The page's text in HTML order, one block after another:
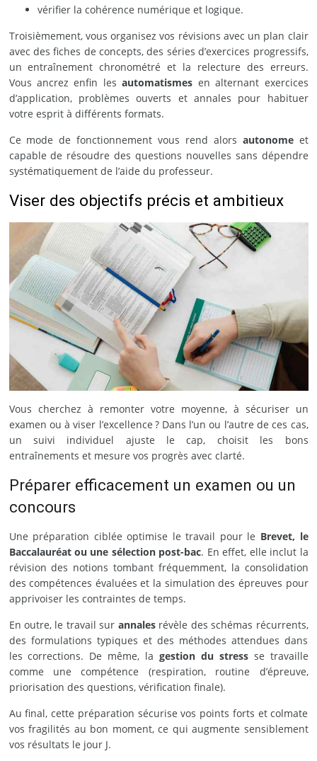
vérifier la cohérence numérique et logique.
Troisièmement, vous organisez vos révisions avec un plan clair
avec des fiches de concepts, des séries d’exercices progressifs,
un entraînement chronométré et la relecture des erreurs.
Vous ancrez enfin lesautomatismes en alternant exercices
d’application, problèmes ouverts et annales pour habituer
votre esprit à différents formats.
Ce mode de fonctionnement vous rend alors autonomeet
capable de résoudre des questions nouvelles sans dépendre
systématiquement de l’aide du professeur.
Viser des objectifs précis et ambitieux
Vous cherchez à remonter votre moyenne, à sécuriser un
examen ou à viser l’excellence ? Dans l’un ou l’autre de ces cas,
un suivi individuel ajuste le cap, choisit les bons
entraînements et mesure vos progrès avec clarté.
Préparer efficacement un examen ou un
concours
Une préparation ciblée optimise le travail pour le Brevet, le
Baccalauréat ou une sélection post-bac. En effet, elle inclut la
révision des notions tombant fréquemment, la consolidation
des compétences évaluées et la simulation des épreuves pour
apprivoiser les contraintes de temps.
En outre, le travail sur annalesrévèle des schémas récurrents,
des formulations typiques et des méthodes attendues dans
les corrections. De même, la gestion du stressse travaille
comme une compétence (respiration, routine d’épreuve,
priorisation des questions, vérification finale).
Au final, cette préparation sécurise vos points forts et colmate
vos fragilités au bon moment, ce qui augmente sensiblement
vos résultats le jour J.